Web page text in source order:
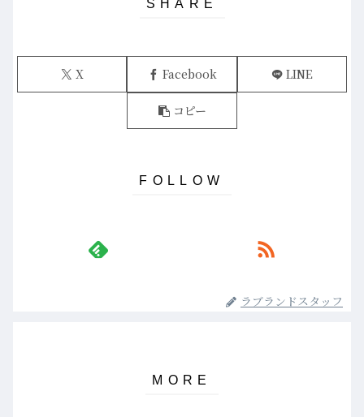
X Facebook LINE
コピー
ラブランドスタッフ